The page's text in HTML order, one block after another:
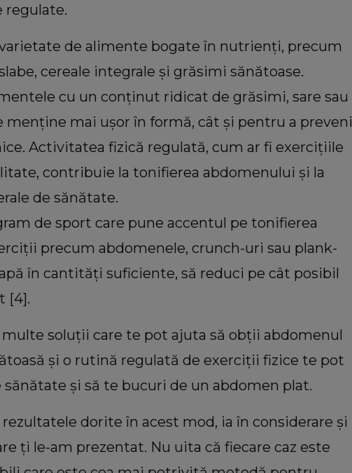
regulate.
de alimente bogate în nutrienți, precum
cereale integrale și grăsimi sănătoase.
cu un conținut ridicat de grăsimi, sare sau
menține mai ușor în formă, cât și pentru a preveni
Activitatea fizică regulată, cum ar fi exercițiile
contribuie la tonifierea abdomenului și la
de sănătate.
de sport care pune accentul pe tonifierea
precum abdomenele, crunch-uri sau plank-
în cantități suficiente, să reduci pe cât posibil
[4].
soluții care te pot ajuta să obții abdomenul
și o rutină regulată de exerciții fizice te pot
și să te bucuri de un abdomen plat.
dorite în acest mod, ia în considerare și
ți le-am prezentat. Nu uita că fiecare caz este